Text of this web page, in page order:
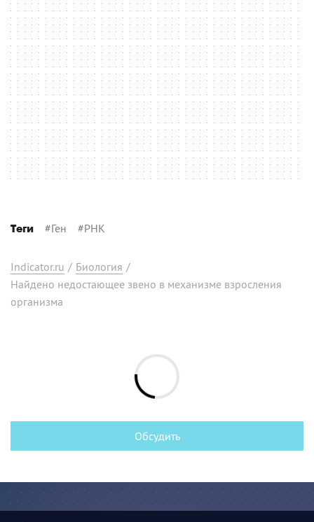
Теги #Ген #РНК
Indicator.ru / Биология /
Найдено недостающее звено в механизме взросления
организма
Обсудить